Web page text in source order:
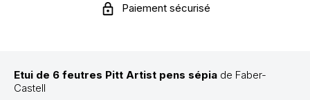
Paiement sécurisé
Etui de 6 feutres Pitt Artist pens sépia de Faber-
Castell